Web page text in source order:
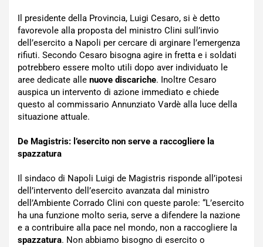
Il presidente della Provincia, Luigi Cesaro, si è detto
favorevole alla proposta del ministro Clini sull’invio
dell’esercito a Napoli per cercare di arginare l’emergenza
rifiuti. Secondo Cesaro bisogna agire in fretta e i soldati
potrebbero essere molto utili dopo aver individuato le
aree dedicate alle nuove discariche. Inoltre Cesaro
auspica un intervento di azione immediato e chiede
questo al commissario Annunziato Vardè alla luce della
situazione attuale.
De Magistris: l’esercito non serve a raccogliere la
spazzatura
Il sindaco di Napoli Luigi de Magistris risponde all’ipotesi
dell’intervento dell’esercito avanzata dal ministro
dell’Ambiente Corrado Clini con queste parole: “L’esercito
ha una funzione molto seria, serve a difendere la nazione
e a contribuire alla pace nel mondo, non a raccogliere la
spazzatura. Non abbiamo bisogno di esercito o